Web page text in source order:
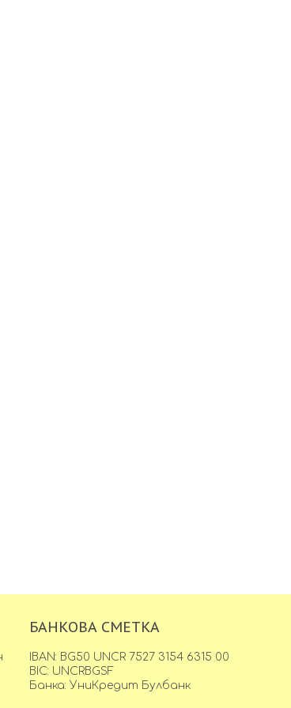
БАНКОВА СМЕТКА
IBAN: BG50 UNCR 7527 3154 6315 00
BIC: UNCRBGSF
Банка: УниКредит Булбанк